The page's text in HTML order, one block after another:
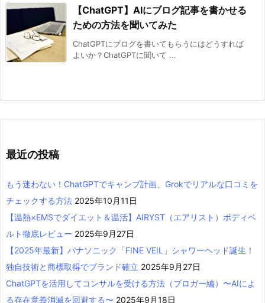
【ChatGPT】AIにブログ記事を書かせる
ための方法を聞いてみた
ChatGPTにブログを書いてもらうにはどうすれば
よいか？ChatGPTに聞いて ...
最近の投稿
もう迷わない！ChatGPTでキャンプ計画、Grokでリアルな口コミを
チェックする方法 2025年10月11日
【温熱×EMSでダイエット＆温活】AIRYST（エアリスト）ボディベ
ルト徹底レビュー 2025年9月27日
【2025年最新】パナソニック「FINE VEIL」シャワーヘッド誕生！
独自技術と商標取得でブランド確立 2025年9月27日
ChatGPTを活用してコンサルを受ける方法（ブロガー編）〜AIによ
る存在意義消滅を回避する〜 2025年9月18日